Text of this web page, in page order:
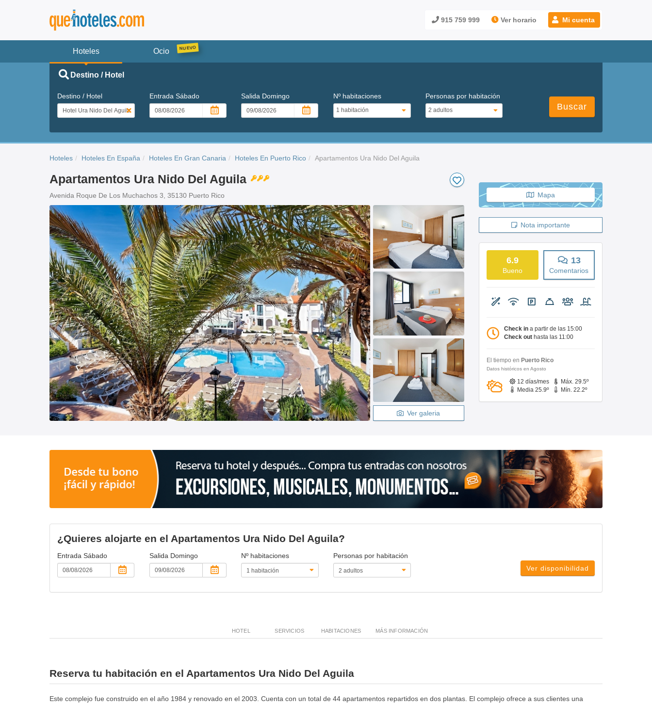
915 759 999 Ver horario Mi cuenta
Hoteles Ocio
Destino / Hotel
Destino / Hotel Entrada Sábado Salida Domingo Nº habitaciones Personas por habitación
Buscar
Hoteles Hoteles En España Hoteles En Gran Canaria Hoteles En Puerto Rico Apartamentos Ura Nido Del Aguila
Apartamentos Ura Nido Del Aguila
Avenida Roque De Los Muchachos 3, 35130 Puerto Rico
Ver galeria
Mapa
Nota importante
6.9
Bueno
13
Comentarios
Check in a partir de las 15:00
Check out hasta las 11:00
El tiempo en Puerto Rico
Datos históricos en Agosto
12 días/mes
Máx. 29.5º
Media 25.9º
Mín. 22.2º
¿Quieres alojarte en el Apartamentos Ura Nido Del Aguila?
Entrada Sábado Salida Domingo Nº habitaciones
Personas por habitación
Ver disponibilidad
HOTEL SERVICIOS HABITACIONES MÁS INFORMACIÓN
Reserva tu habitación en el Apartamentos Ura Nido Del Aguila
Este complejo fue construido en el año 1984 y renovado en el 2003. Cuenta con un total de 44 apartamentos repartidos en dos plantas. El complejo ofrece a sus clientes una